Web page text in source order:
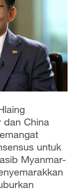
dan China
untuk
Myanmar-